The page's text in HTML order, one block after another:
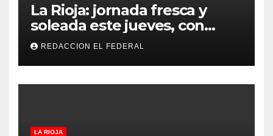
La Rioja: jornada fresca y
soleada este jueves, con
temperaturas estables para
el viernes
REDACCION EL FEDERAL
LA RIOJA